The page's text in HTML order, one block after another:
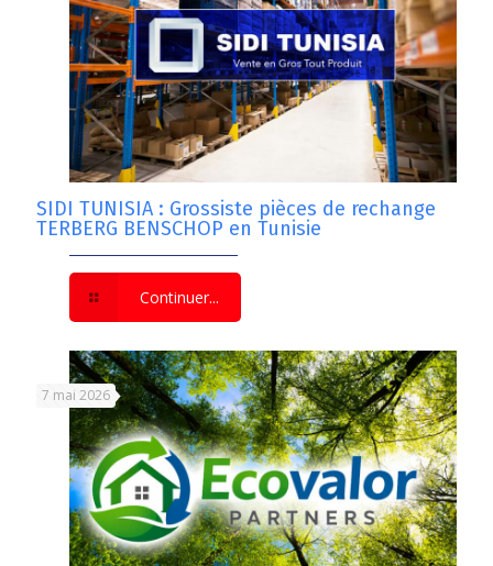
SIDI TUNISIA : Grossiste pièces de rechange
TERBERG BENSCHOP en Tunisie
Continuer...
7 mai 2026